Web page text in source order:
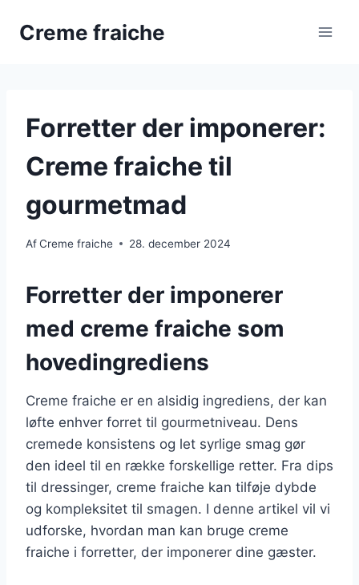
Creme fraiche
Forretter der imponerer:
Creme fraiche til
gourmetmad
AfCreme fraiche 28. december 2024
Forretter der imponerer
med creme fraiche som
hovedingrediens
Creme fraiche er en alsidig ingrediens, der kan
løfte enhver forret til gourmetniveau. Dens
cremede konsistens og let syrlige smag gør
den ideel til en række forskellige retter. Fra dips
til dressinger, creme fraiche kan tilføje dybde
og kompleksitet til smagen. I denne artikel vil vi
udforske, hvordan man kan bruge creme
fraiche i forretter, der imponerer dine gæster.